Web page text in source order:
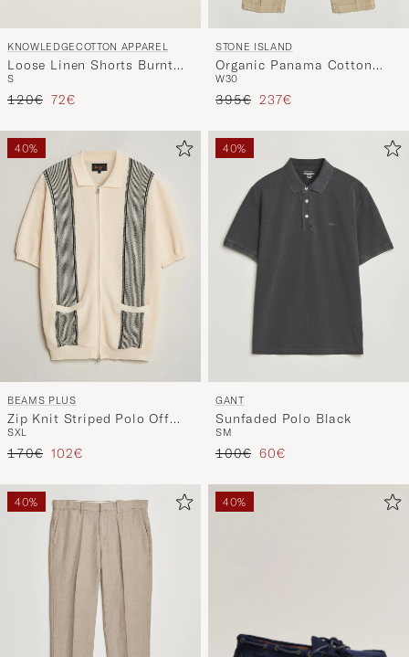
KNOWLEDGECOTTON APPAREL
Loose Linen Shorts Burnt
Olive
S
Regulärer Preis
120€ Reduzierter Preis
72€
STONE ISLAND
Organic Panama Cotton
Trousers Desert
W30
Regulärer Preis
395€ Reduzierter Preis
237€
40%
BEAMS PLUS
Zip Knit Striped Polo Off
White
SXL
Regulärer Preis
170€ Reduzierter Preis
102€
40%
GANT
Sunfaded Polo Black
SM
Regulärer Preis
100€ Reduzierter Preis
60€
40% 40%